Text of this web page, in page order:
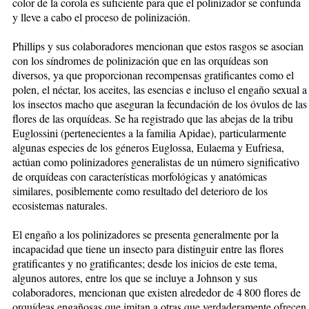
y lleve a cabo el proceso de polinización.
Phillips y sus colaboradores mencionan que estos rasgos se asocian
con los síndromes de polinización que en las orquídeas son
diversos, ya que proporcionan recompensas gratificantes como el
polen, el néctar, los aceites, las esencias e incluso el engaño sexual a
los insectos macho que aseguran la fecundación de los óvulos de las
flores de las orquídeas. Se ha registrado que las abejas de la tribu
Euglossini (pertenecientes a la familia Apidae), particularmente
algunas especies de los géneros Euglossa, Eulaema y Eufriesa,
actúan como polinizadores generalistas de un número significativo
de orquídeas con características morfológicas y anatómicas
similares, posiblemente como resultado del deterioro de los
ecosistemas naturales.
El engaño a los polinizadores se presenta generalmente por la
incapacidad que tiene un insecto para distinguir entre las flores
gratificantes y no gratificantes; desde los inicios de este tema,
algunos autores, entre los que se incluye a Johnson y sus
colaboradores, mencionan que existen alrededor de 4 800 flores de